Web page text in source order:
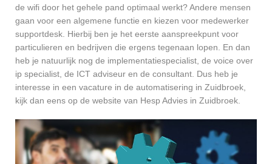
de wifi door het gehele pand optimaal werkt? Andere mensen
gaan voor een algemene functie en kiezen voor medewerker
supportdesk. Hierbij ben je het eerste aanspreekpunt voor
particulieren en bedrijven die ergens tegenaan lopen. En dan
heb je natuurlijk nog de implementatiespecialist, de voice over
ip specialist, de ICT adviseur en de consultant. Dus heb je
interesse in een vacature in de automatisering in Zuidbroek,
kijk dan eens op de website van Hesp Advies in Zuidbroek.